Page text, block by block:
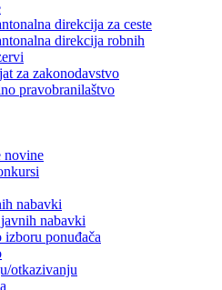
direkcija za ceste
direkcija robnih
za zakonodavstvo
pravobranilaštvo
novine
nabavki
nabavki
izboru ponuđača
otkazivanju